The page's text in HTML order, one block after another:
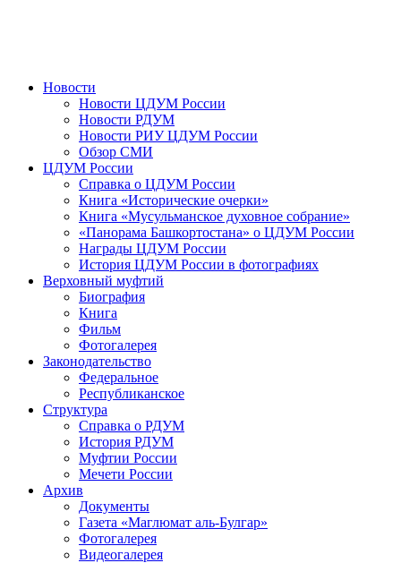
Новости
Новости ЦДУМ России
Новости РДУМ
Новости РИУ ЦДУМ России
Обзор СМИ
ЦДУМ России
Справка о ЦДУМ России
Книга «Исторические очерки»
Книга «Мусульманское духовное собрание»
«Панорама Башкортостана» о ЦДУМ России
Награды ЦДУМ России
История ЦДУМ России в фотографиях
Верховный муфтий
Биография
Книга
Фильм
Фотогалерея
Законодательство
Федеральное
Республиканское
Структура
Справка о РДУМ
История РДУМ
Муфтии России
Мечети России
Архив
Документы
Газета «Маглюмат аль-Булгар»
Фотогалерея
Видеогалерея